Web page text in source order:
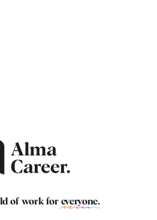
of work for everyone.